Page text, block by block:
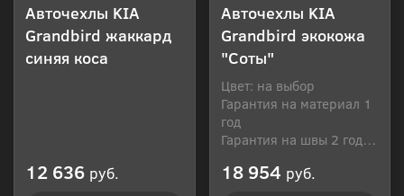
Авточехлы KIA
Grandbird жаккард
синяя коса
12 636 руб.
Авточехлы KIA
Grandbird экокожа
"Соты"
Цвет: на выбор
Гарантия на материал 1
год
Гарантия на швы 2 года
18 954 руб.